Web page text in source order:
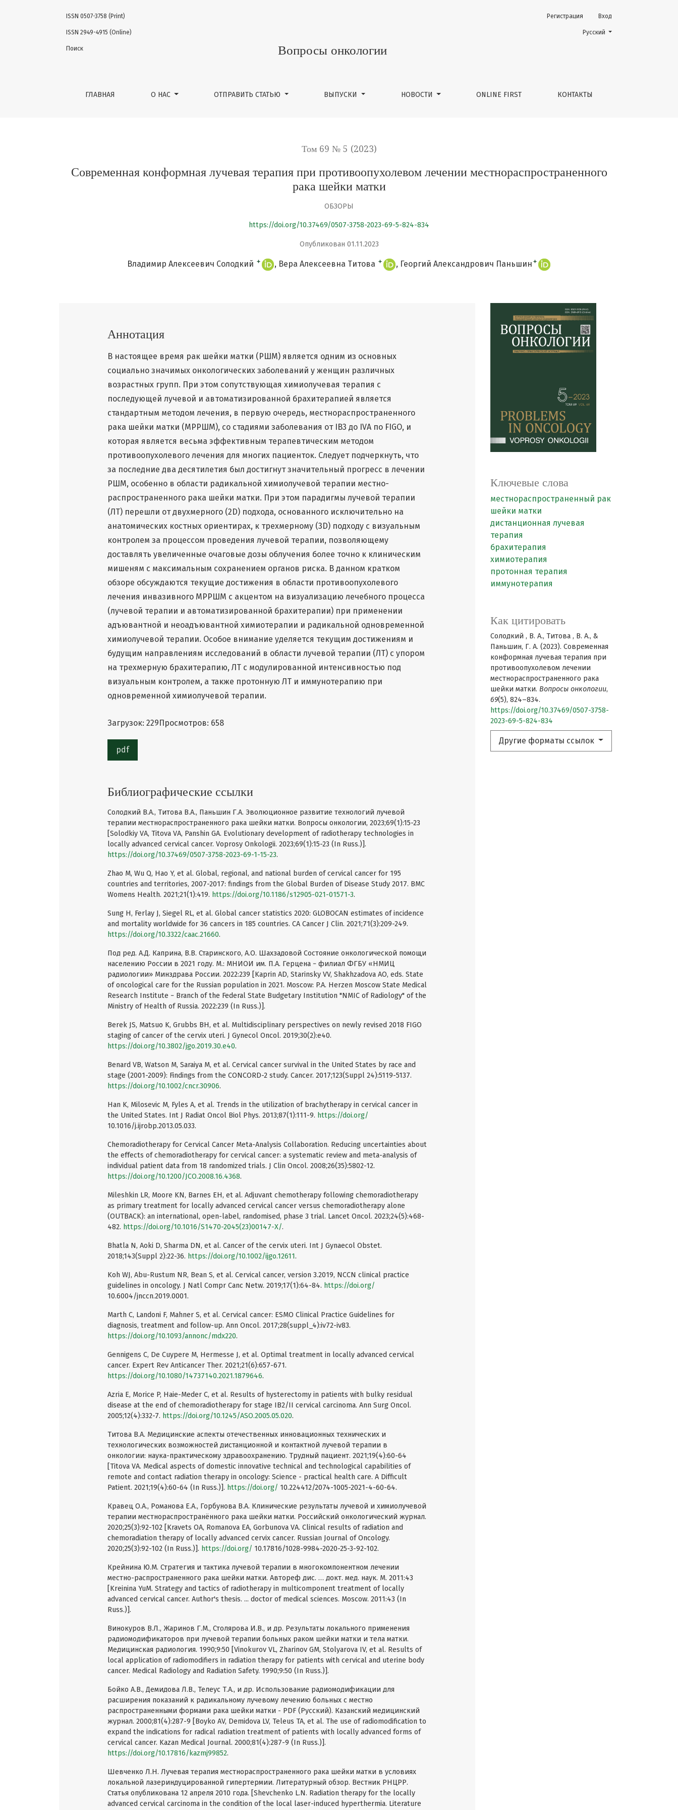
Современная конформная лучевая терапия при противоопухолевом лечении местнораспространенного рака шейки матки
Вопросы онкологии
ГЛАВНАЯ О НАС ОТПРАВИТЬ СТАТЬЮ ВЫПУСКИ НОВОСТИ ONLINE FIRST КОНТАКТЫ
Регистрация Вход
ISSN 0507-3758 (Print)
ISSN 2949-4915 (Online)
Поиск
Change the language. The
Русский
Том 69 № 5 (2023)
Современная конформная лучевая терапия при противоопухолевом лечении местнораспространенного
рака шейки матки
ОБЗОРЫ
https://doi.org/10.37469/0507-3758-2023-69-5-824-834
Опубликован 01.11.2023
Владимир Алексеевич Солодкий + Вера Алексеевна Титова + Георгий Александрович Паньшин +
Ключевые слова
местнораспространенный рак
шейки матки
дистанционная лучевая
терапия
брахитерапия
химиотерапия
протонная терапия
иммунотерапия
Как цитировать
Солодкий , В. А., Титова , В. А., &
Паньшин, Г. А. (2023). Современная
конформная лучевая терапия при
противоопухолевом лечении
местнораспространенного рака
шейки матки. Вопросы онкологии,
69(5), 824–834.
https://doi.org/10.37469/0507-3758-
2023-69-5-824-834
Другие форматы ссылок
Аннотация
В настоящее время рак шейки матки (РШМ) является одним из основных
социально значимых онкологических заболеваний у женщин различных
возрастных групп. При этом сопутствующая химиолучевая терапия с
последующей лучевой и автоматизированной брахитерапией является
стандартным методом лечения, в первую очередь, местнораспространенного
рака шейки матки (МРРШМ), со стадиями заболевания от IB3 до IVA по FIGO, и
которая является весьма эффективным терапевтическим методом
противоопухолевого лечения для многих пациенток. Следует подчеркнуть, что
за последние два десятилетия был достигнут значительный прогресс в лечении
РШМ, особенно в области радикальной химиолучевой терапии местно-
распространенного рака шейки матки. При этом парадигмы лучевой терапии
(ЛТ) перешли от двухмерного (2D) подхода, основанного исключительно на
анатомических костных ориентирах, к трехмерному (3D) подходу с визуальным
контролем за процессом проведения лучевой терапии, позволяющему
доставлять увеличенные очаговые дозы облучения более точно к клиническим
мишеням с максимальным сохранением органов риска. В данном кратком
обзоре обсуждаются текущие достижения в области противоопухолевого
лечения инвазивного МРРШМ с акцентом на визуализацию лечебного процесса
(лучевой терапии и автоматизированной брахитерапии) при применении
адъювантной и неоадъювантной химиотерапии и радикальной одновременной
химиолучевой терапии. Особое внимание уделяется текущим достижениям и
будущим направлениям исследований в области лучевой терапии (ЛТ) с упором
на трехмерную брахитерапию, ЛТ с модулированной интенсивностью под
визуальным контролем, а также протонную ЛТ и иммунотерапию при
одновременной химиолучевой терапии.
Загрузок: 229Просмотров: 658
pdf
Библиографические ссылки
Солодкий В.А., Титова В.А., Паньшин Г.А. Эволюционное развитие технологий лучевой
терапии местнораспространенного рака шейки матки. Вопросы онкологии, 2023;69(1):15-23
[Solodkiy VA, Titova VA, Panshin GA. Evolutionary development of radiotherapy technologies in
locally advanced cervical cancer. Voprosy Onkologii. 2023;69(1):15-23 (In Russ.)].
https://doi.org/10.37469/0507-3758-2023-69-1-15-23.
Zhao M, Wu Q, Hao Y, et al. Global, regional, and national burden of cervical cancer for 195
countries and territories, 2007-2017: findings from the Global Burden of Disease Study 2017. BMC
Womens Health. 2021;21(1):419. https://doi.org/10.1186/s12905-021-01571-3.
Sung H, Ferlay J, Siegel RL, et al. Global cancer statistics 2020: GLOBOCAN estimates of incidence
and mortality worldwide for 36 cancers in 185 countries. CA Cancer J Clin. 2021;71(3):209-249.
https://doi.org/10.3322/caac.21660.
Под ред. А.Д. Каприна, В.В. Старинского, А.О. Шахзадовой Состояние онкологической помощи
населению России в 2021 году. М.: МНИОИ им. П.А. Герцена − филиал ФГБУ «НМИЦ
радиологии» Минздрава России. 2022:239 [Kaprin AD, Starinsky VV, Shakhzadova AO, eds. State
of oncological care for the Russian population in 2021. Moscow: P.A. Herzen Moscow State Medical
Research Institute − Branch of the Federal State Budgetary Institution "NMIC of Radiology" of the
Ministry of Health of Russia. 2022:239 (In Russ.)].
Berek JS, Matsuo K, Grubbs BH, et al. Multidisciplinary perspectives on newly revised 2018 FIGO
staging of cancer of the cervix uteri. J Gynecol Oncol. 2019;30(2):e40.
https://doi.org/10.3802/jgo.2019.30.e40.
Benard VB, Watson M, Saraiya M, et al. Cervical cancer survival in the United States by race and
stage (2001-2009): Findings from the CONCORD-2 study. Cancer. 2017;123(Suppl 24):5119-5137.
https://doi.org/10.1002/cncr.30906.
Han K, Milosevic M, Fyles A, et al. Trends in the utilization of brachytherapy in cervical cancer in
the United States. Int J Radiat Oncol Biol Phys. 2013;87(1):111-9. https://doi.org/
10.1016/j.ijrobp.2013.05.033.
Chemoradiotherapy for Cervical Cancer Meta-Analysis Collaboration. Reducing uncertainties about
the effects of chemoradiotherapy for cervical cancer: a systematic review and meta-analysis of
individual patient data from 18 randomized trials. J Clin Oncol. 2008;26(35):5802-12.
https://doi.org/10.1200/JCO.2008.16.4368.
Mileshkin LR, Moore KN, Barnes EH, et al. Adjuvant chemotherapy following chemoradiotherapy
as primary treatment for locally advanced cervical cancer versus chemoradiotherapy alone
(OUTBACK): an international, open-label, randomised, phase 3 trial. Lancet Oncol. 2023;24(5):468-
482. https://doi.org/10.1016/S1470-2045(23)00147-X/.
Bhatla N, Aoki D, Sharma DN, et al. Cancer of the cervix uteri. Int J Gynaecol Obstet.
2018;143(Suppl 2):22-36. https://doi.org/10.1002/ijgo.12611.
Koh WJ, Abu-Rustum NR, Bean S, et al. Cervical cancer, version 3.2019, NCCN clinical practice
guidelines in oncology. J Natl Compr Canc Netw. 2019;17(1):64-84. https://doi.org/
10.6004/jnccn.2019.0001.
Marth C, Landoni F, Mahner S, et al. Cervical cancer: ESMO Clinical Practice Guidelines for
diagnosis, treatment and follow-up. Ann Oncol. 2017;28(suppl_4):iv72-iv83.
https://doi.org/10.1093/annonc/mdx220.
Gennigens C, De Cuypere M, Hermesse J, et al. Optimal treatment in locally advanced cervical
cancer. Expert Rev Anticancer Ther. 2021;21(6):657-671.
https://doi.org/10.1080/14737140.2021.1879646.
Azria E, Morice P, Haie-Meder C, et al. Results of hysterectomy in patients with bulky residual
disease at the end of chemoradiotherapy for stage IB2/II cervical carcinoma. Ann Surg Oncol.
2005;12(4):332-7. https://doi.org/10.1245/ASO.2005.05.020.
Титова В.А. Медицинские аспекты отечественных инновационных технических и
технологических возможностей дистанционной и контактной лучевой терапии в
онкологии: наука-практическому здравоохранению. Трудный пациент. 2021;19(4):60-64
[Titova VA. Medical aspects of domestic innovative technical and technological capabilities of
remote and contact radiation therapy in oncology: Science - practical health care. A Difficult
Patient. 2021;19(4):60-64 (In Russ.)]. https://doi.org/ 10.224412/2074-1005-2021-4-60-64.
Кравец О.А., Романова Е.А., Горбунова В.А. Клинические результаты лучевой и химиолучевой
терапии местнораспространëнного рака шейки матки. Российский онкологический журнал.
2020;25(3):92-102 [Kravets OA, Romanova EA, Gorbunova VA. Clinical results of radiation and
chemoradiation therapy of locally advanced cervix cancer. Russian Journal of Oncology.
2020;25(3):92-102 (In Russ.)]. https://doi.org/ 10.17816/1028-9984-2020-25-3-92-102.
Крейнина Ю.М. Стратегия и тактика лучевой терапии в многокомпонентном лечении
местно-распространенного рака шейки матки. Автореф дис. … докт. мед. наук. М. 2011:43
[Kreinina YuM. Strategy and tactics of radiotherapy in multicomponent treatment of locally
advanced cervical cancer. Author's thesis. ... doctor of medical sciences. Мoscow. 2011:43 (In
Russ.)].
Винокуров В.Л., Жаринов Г.М., Столярова И.В., и др. Результаты локального применения
радиомодификаторов при лучевой терапии больных раком шейки матки и тела матки.
Медицинская радиология. 1990;9:50 [Vinokurov VL, Zharinov GM, Stolyarova IV, et al. Results of
local application of radiomodifiers in radiation therapy for patients with cervical and uterine body
cancer. Medical Radiology and Radiation Safety. 1990;9:50 (In Russ.)].
Бойко А.В., Демидова Л.В., Телеус Т.А., и др. Использование радиомодификации для
расширения показаний к радикальному лучевому лечению больных с местно
распространенными формами рака шейки матки - PDF (Русский). Казанский медицинский
журнал. 2000;81(4):287-9 [Boyko AV, Demidova LV, Teleus TA, et al. The use of radiomodification to
expand the indications for radical radiation treatment of patients with locally advanced forms of
cervical cancer. Kazan Medical Journal. 2000;81(4):287-9 (In Russ.)].
https://doi.org/10.17816/kazmj99852.
Шевченко Л.Н. Лучевая терапия местнораспространенного рака шейки матки в условиях
локальной лазериндуцированной гипертермии. Литературный обзор. Вестник РНЦРР.
Статья опубликована 12 апреля 2010 года. [Shevchenko L.N. Radiation therapy for the locally
advanced cervical carcinoma in the condition of the local laser-induced hyperthermia. Literature